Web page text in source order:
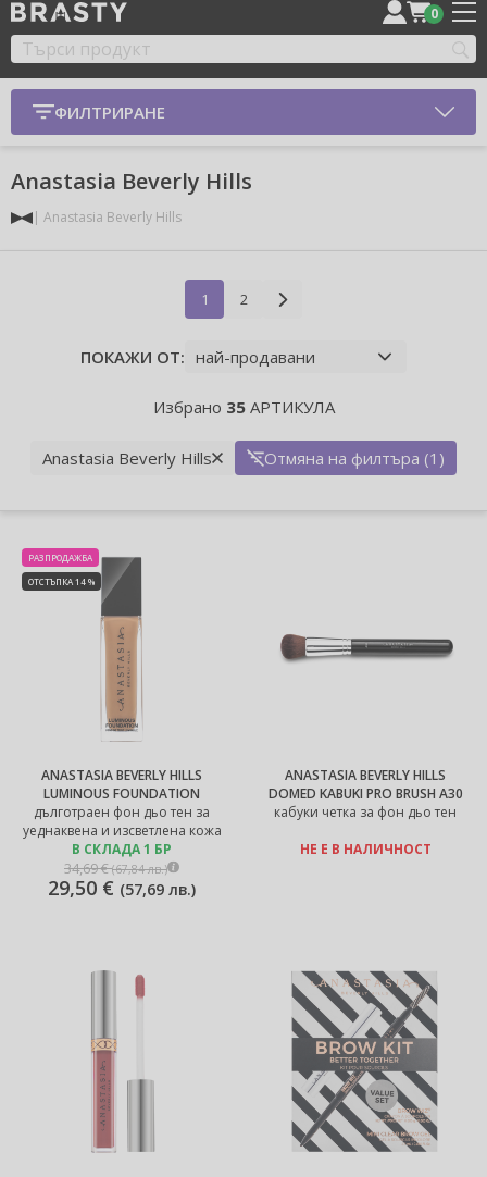
0
ФИЛТРИРАНЕ
Anastasia Beverly Hills
Anastasia Beverly Hills
1 2
ПОКАЖИ ОТ:
Избрано 35АРТИКУЛА
Anastasia Beverly Hills Отмяна на филтъра (1)
ANASTASIA BEVERLY HILLS
LUMINOUS FOUNDATION
дълготраен фон дьо тен за
уеднаквена и изсветлена кожа
РАЗПРОДАЖБА
ОТСТЪПКА 14 %
В СКЛАДА 1 БР
34,69 €(67,84 лв.)
29,50 € (57,69 лв.)
ANASTASIA BEVERLY HILLS
DOMED KABUKI PRO BRUSH A30
кабуки четка за фон дьо тен
НЕ Е В НАЛИЧНОСТ